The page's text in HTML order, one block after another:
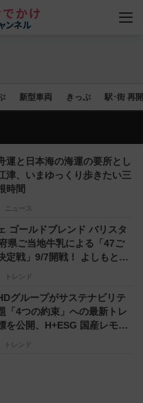
新型車両 きっぷ 駅･街 再
ニュース
運と日本海の海運の要所とし
津、いまゆっくり歩きたい三
時間
トレンド
ゴールドブレンド バリスタ
県ご当地牛乳による「47ご
定戦」9/7開戦！ よしもと芸
トレンド
グループがサステナビリテ
「4つの約束」への最新トレ
を公開、H+ESG 国産レモン